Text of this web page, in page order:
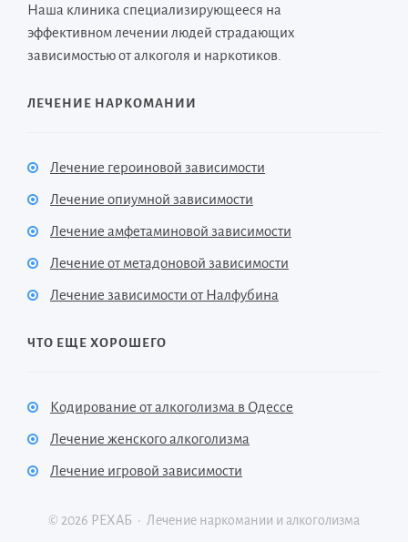
Наша клиника специализирующееся на
эффективном лечении людей страдающих
зависимостью от алкоголя и наркотиков.
ЛЕЧЕНИЕ НАРКОМАНИИ
Лечение героиновой зависимости
Лечение опиумной зависимости
Лечение амфетаминовой зависимости
Лечение от метадоновой зависимости
Лечение зависимости от Налфубина
ЧТО ЕЩЕ ХОРОШЕГО
Кодирование от алкоголизма в Одессе
Лечение женского алкоголизма
Лечение игровой зависимости
© 2026 РЕХАБ · Лечение наркомании и алкоголизма